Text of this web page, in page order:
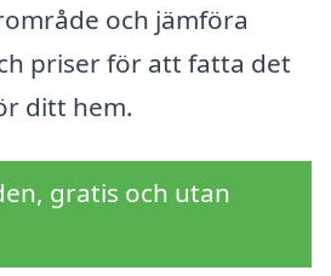
och jämföra
priser för att fatta det
ditt hem.
gratis och utan